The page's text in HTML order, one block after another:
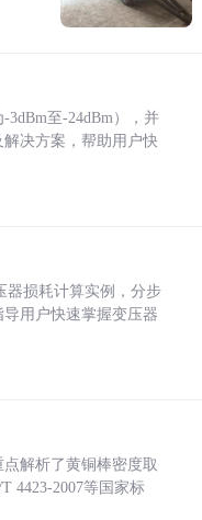
至-24dBm），并
决方案，帮助用户快
器损耗计算实例，分步
用户快速掌握变压器
解析了黄铜棒密度取
4423-2007等国家标